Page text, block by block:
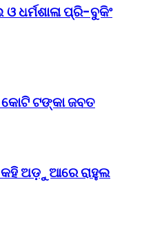
ଧର୍ମଶାଳା ପ୍ରି-ବୁକିଂ
ଟଙ୍କା ଜବତ
କହି ଅଡ଼ୁଆରେ ରାହୁଲ